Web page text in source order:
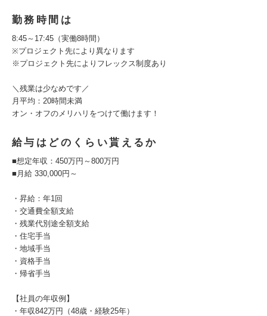
勤務時間は
8:45～17:45（実働8時間）
※プロジェクト先により異なります
※プロジェクト先によりフレックス制度あり
＼残業は少なめです／
月平均：20時間未満
オン・オフのメリハリをつけて働けます！
給与はどのくらい貰えるか
■想定年収：450万円～800万円
■月給 330,000円～
・昇給：年1回
・交通費全額支給
・残業代別途全額支給
・住宅手当
・地域手当
・資格手当
・帰省手当
【社員の年収例】
・年収842万円（48歳・経験25年）